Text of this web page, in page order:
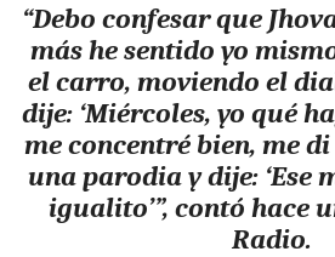
“Debo confesar que
más he sentido yo
el carro, moviendo el
dije: ‘Miércoles, yo qué
me concentré bien, me
una parodia y dije: ‘Ese
igualito’”, contó hace
Radio.